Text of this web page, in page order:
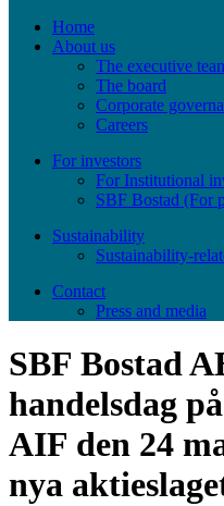
Home
About us
The executive
The board
Corporate
Careers
For investors
For Institutional
SBF Bostad (For
Sustainability
Sustainability-
Contact
Press and media
SBF Bostad
handelsdag
AIF den 24
nya